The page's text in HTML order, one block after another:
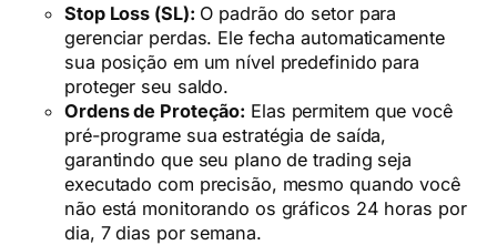
Stop Loss (SL): O padrão do setor para
gerenciar perdas. Ele fecha automaticamente
sua posição em um nível predefinido para
proteger seu saldo.
Ordens de Proteção: Elas permitem que você
pré-programe sua estratégia de saída,
garantindo que seu plano de trading seja
executado com precisão, mesmo quando você
não está monitorando os gráficos 24 horas por
dia, 7 dias por semana.